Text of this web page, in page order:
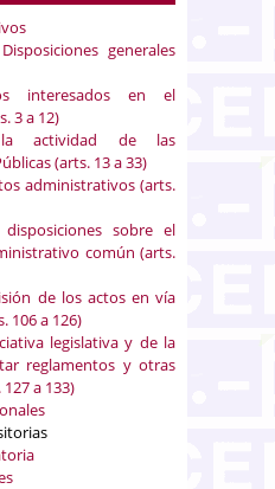
generales
interesados en el
3 a 12)
actividad de las
(arts. 13 a 33)
administrativos (arts.
sobre el
común (arts.
de los actos en vía
106 a 126)
legislativa y de la
reglamentos y otras
a 133)